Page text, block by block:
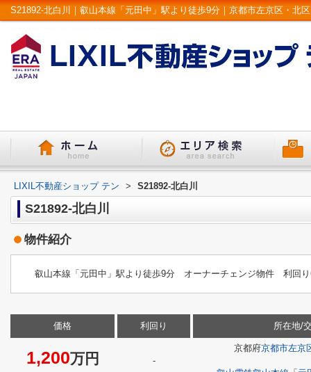
LIXIL不動産ショップ テン > S21892-北白川
S21892-北白川
物件紹介
叡山本線「元田中」駅より徒歩9分 オーナーチェンジ物件 利回
価格
1,200万円
利回り
-
所在地/
京都府京都市左京